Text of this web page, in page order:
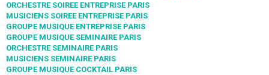
ORCHESTRE SOIREE ENTREPRISE PARIS
MUSICIENS SOIREE ENTREPRISE PARIS
GROUPE MUSIQUE ENTREPRISE PARIS
GROUPE MUSIQUE SEMINAIRE PARIS
ORCHESTRE SEMINAIRE PARIS
MUSICIENS SEMINAIRE PARIS
GROUPE MUSIQUE COCKTAIL PARIS